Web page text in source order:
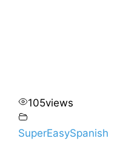
105views
SuperEasySpanish